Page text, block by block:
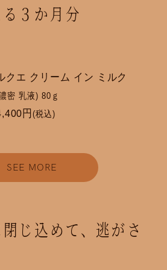
３か月分
クエ クリーム イン ミルク
密 乳液) 80ｇ
円(税込)
SEE MORE
閉じ込めて、逃がさ